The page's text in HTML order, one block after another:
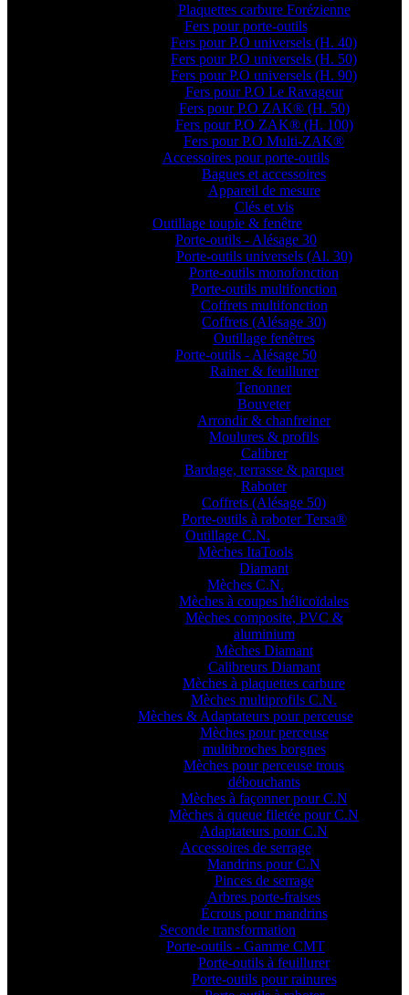
Plaquettes carbure Forézienne
Fers pour porte-outils
Fers pour P.O universels (H. 40)
Fers pour P.O universels (H. 50)
Fers pour P.O universels (H. 90)
Fers pour P.O Le Ravageur
Fers pour P.O ZAK® (H. 50)
Fers pour P.O ZAK® (H. 100)
Fers pour P.O Multi-ZAK®
Accessoires pour porte-outils
Bagues et accessoires
Appareil de mesure
Clés et vis
Outillage toupie & fenêtre
Porte-outils - Alésage 30
Porte-outils universels (Al. 30)
Porte-outils monofonction
Porte-outils multifonction
Coffrets multifonction
Coffrets (Alésage 30)
Outillage fenêtres
Porte-outils - Alésage 50
Rainer & feuillurer
Tenonner
Bouveter
Arrondir & chanfreiner
Moulures & profils
Calibrer
Bardage, terrasse & parquet
Raboter
Coffrets (Alésage 50)
Porte-outils à raboter Tersa®
Outillage C.N.
Mèches ItaTools
Diamant
Mèches C.N.
Mèches à coupes hélicoïdales
Mèches composite, PVC &
aluminium
Mèches Diamant
Calibreurs Diamant
Mèches à plaquettes carbure
Mèches multiprofils C.N.
Mèches & Adaptateurs pour perceuse
Mèches pour perceuse
multibroches borgnes
Mèches pour perceuse trous
débouchants
Mèches à façonner pour C.N
Mèches à queue filetée pour C.N
Adaptateurs pour C.N
Accessoires de serrage
Mandrins pour C.N
Pinces de serrage
Arbres porte-fraises
Écrous pour mandrins
Seconde transformation
Porte-outils - Gamme CMT
Porte-outils à feuillurer
Porte-outils pour rainures